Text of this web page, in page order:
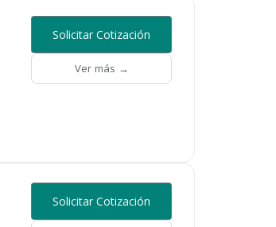
Solicitar Cotización
Ver más →
Solicitar Cotización